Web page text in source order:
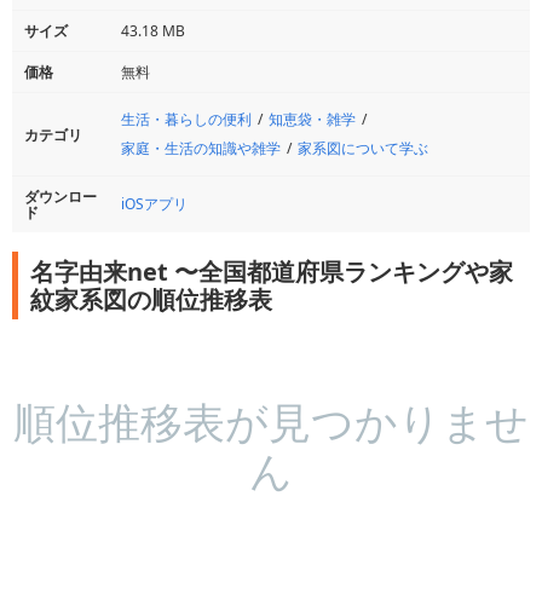
サイズ
43.18 MB
価格
無料
カテゴリ
生活・暮らしの便利
知恵袋・雑学
家庭・生活の知識や雑学
家系図について学ぶ
ダウンロー
ド iOSアプリ
名字由来net 〜全国都道府県ランキングや家
紋家系図の順位推移表
順位推移表が見つかりませ
ん